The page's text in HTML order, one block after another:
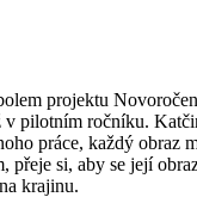
projektu
pilotním ročníku.
práce, každý obraz
přeje si, aby se její
krajinu.